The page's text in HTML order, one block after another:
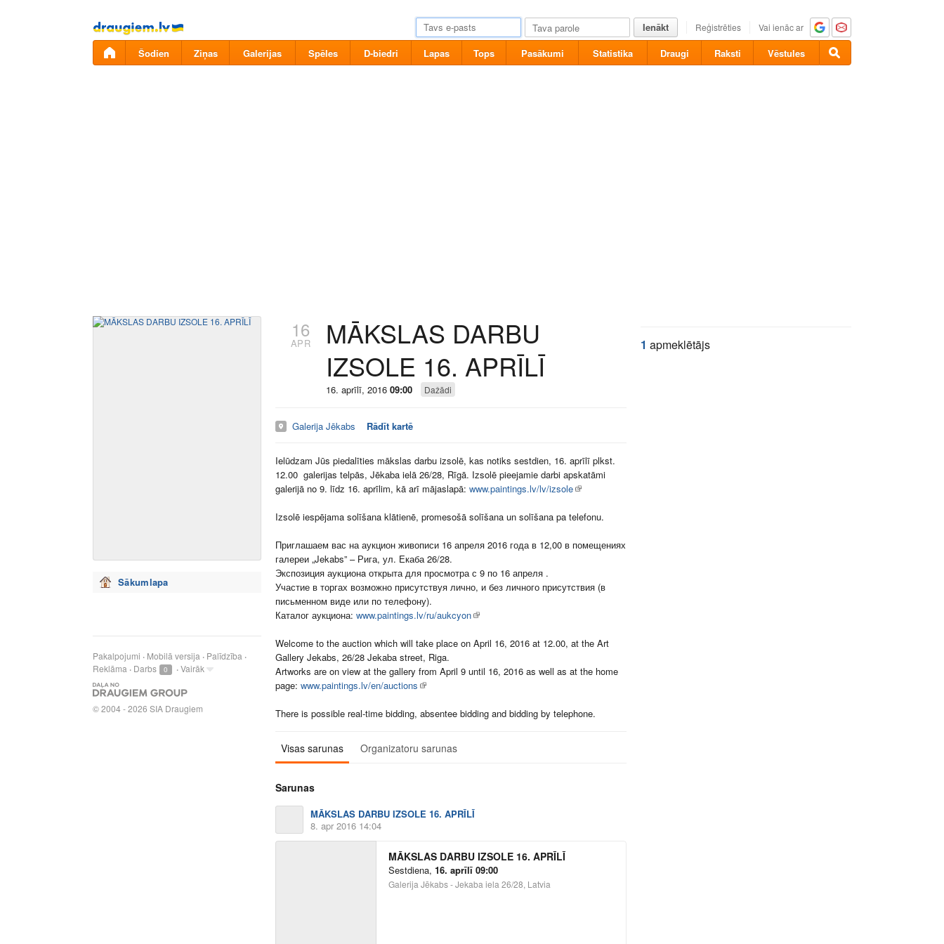
Pāriet
uz
saturu
Ienākt Reģistrēties Vai ienāc ar
Šodien Ziņas Galerijas Spēles D-biedri Lapas Tops Pasākumi Statistika Draugi Raksti Vēstules
Sākumlapa
Pakalpojumi Mobilā versija
Palīdzība
Reklāma
Darbs 0 Vairāk
©2004 - 2026 SIA Draugiem
16
APR
MĀKSLAS DARBU
IZSOLE 16. APRĪLĪ
16. aprīlī, 2016 09:00 Dažādi
Galerija Jēkabs Rādīt kartē
Ielūdzam Jūs piedalīties mākslas darbu izsolē, kas notiks sestdien, 16. aprīlī plkst.
12.00 galerijas telpās, Jēkaba ielā 26/28, Rīgā. Izsolē pieejamie darbi apskatāmi
galerijā no 9. līdz 16. aprīlim, kā arī mājaslapā: www.paintings.lv/lv/izsole
Izsolē iespējama solīšana klātienē, promesošā solīšana un solīšana pa telefonu.
Приглашаем вас на аукцион живописи 16 апреля 2016 года в 12,00 в помещениях
галереи „Jekabs” – Рига, ул. Екаба 26/28.
Экспозиция аукционa открыта для просмотра с 9 по 16 апреля .
Участие в торгах возможно присутствуя лично, и без личного присутствия (в
письменном виде или по телефону).
Каталог аукциона: www.paintings.lv/ru/aukcyon
Welcome to the auction which will take place on April 16, 2016 at 12.00, at the Art
Gallery Jekabs, 26/28 Jekaba street, Riga.
Artworks are on view at the gallery from April 9 until 16, 2016 as well as at the home
page: www.paintings.lv/en/auctions
There is possible real-time bidding, absentee bidding and bidding by telephone.
Visas sarunas Organizatoru sarunas
Sarunas
MĀKSLAS DARBU IZSOLE 16. APRĪLĪ
8. apr 2016 14:04
MĀKSLAS DARBU IZSOLE 16. APRĪLĪ
Sestdiena, 16. aprīlī 09:00
Galerija Jēkabs - Jekaba iela 26/28, Latvia
1 apmeklētājs